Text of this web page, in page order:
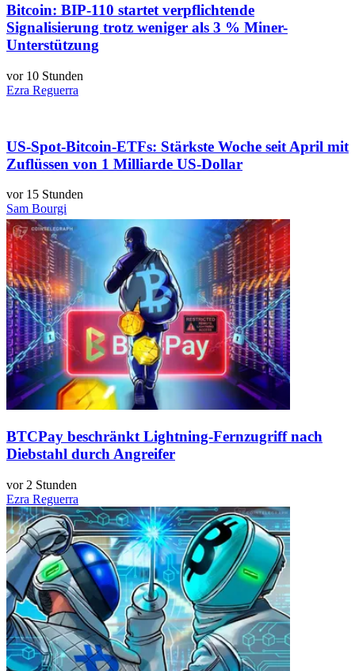
Bitcoin: BIP-110 startet verpflichtende
Signalisierung trotz weniger als 3 % Miner-
Unterstützung
vor 10 Stunden
Ezra Reguerra
US-Spot-Bitcoin-ETFs: Stärkste Woche seit April mit
Zuflüssen von 1 Milliarde US-Dollar
vor 15 Stunden
Sam Bourgi
BTCPay beschränkt Lightning-Fernzugriff nach
Diebstahl durch Angreifer
vor 2 Stunden
Ezra Reguerra